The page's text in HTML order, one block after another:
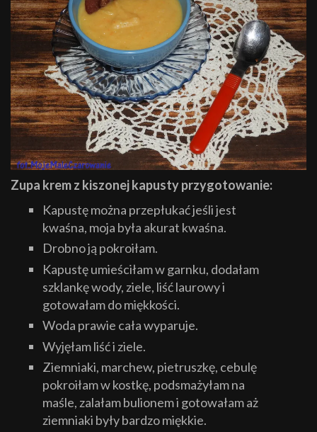
Zupa krem z kiszonej kapusty przygotowanie:
Kapustę można przepłukać jeśli jest
kwaśna, moja była akurat kwaśna.
Drobno ją pokroiłam.
Kapustę umieściłam w garnku, dodałam
szklankę wody, ziele, liść laurowy i
gotowałam do miękkości.
Woda prawie cała wyparuje.
Wyjęłam liść i ziele.
Ziemniaki, marchew, pietruszkę, cebulę
pokroiłam w kostkę, podsmażyłam na
maśle, zalałam bulionem i gotowałam aż
ziemniaki były bardzo miękkie.